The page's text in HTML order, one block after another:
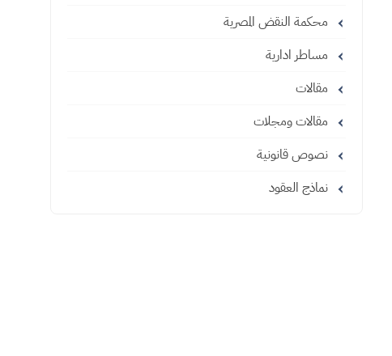
محكمة النقض المصرية
مساطر ادارية
مقالات
مقالات ومجلات
نصوص قانونية
نماذج العقود